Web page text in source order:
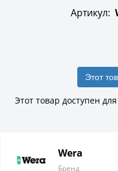
Артикул:
Этот
Этот товар доступен
Wera
Бренд